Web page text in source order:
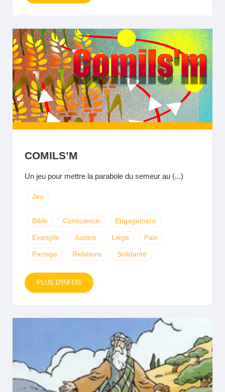
COMILS’M
Un jeu pour mettre la parabole du semeur au (...)
Jeu
Bible Conscience Engagement
Evangile Justice Liège Paix
Partage Relations Solidarité
PLUS D'INFOS